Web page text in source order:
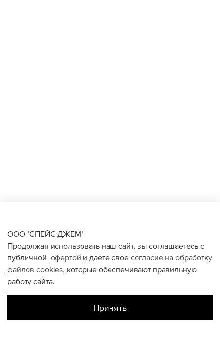
ООО "СПЕЙС ДЖЕМ"
Продолжая использовать наш сайт, вы соглашаетесь с
публичной офертой и даете свое согласие на обработку
файлов cookies, которые обеспечивают правильную
работу сайта.
Принять